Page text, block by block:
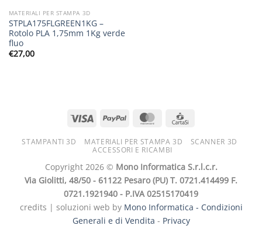
MATERIALI PER STAMPA 3D
STPLA175FLGREEN1KG –
Rotolo PLA 1,75mm 1Kg verde
fluo
€27,00
STAMPANTI 3D MATERIALI PER STAMPA 3D
SCANNER 3D
ACCESSORI E RICAMBI
Copyright 2026 © Mono Informatica S.r.l.c.r.
Via Giolitti, 48/50 - 61122 Pesaro (PU) T. 0721.414499 F.
0721.1921940 - P.IVA 02515170419
credits | soluzioni web by Mono Informatica - Condizioni
Generali e di Vendita - Privacy